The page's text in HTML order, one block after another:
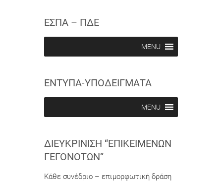
r
r
ΕΣΠΑ – ΠΔΕ
MENU
ΕΝΤΥΠΑ-ΥΠΟΔΕΙΓΜΑΤΑ
MENU
ΔΙΕΥΚΡΊΝΙΣΗ “ΕΠΙΚΕΊΜΕΝΩΝ
ΓΕΓΟΝΌΤΩΝ”
Κάθε συνέδριο – επιμορφωτική δράση